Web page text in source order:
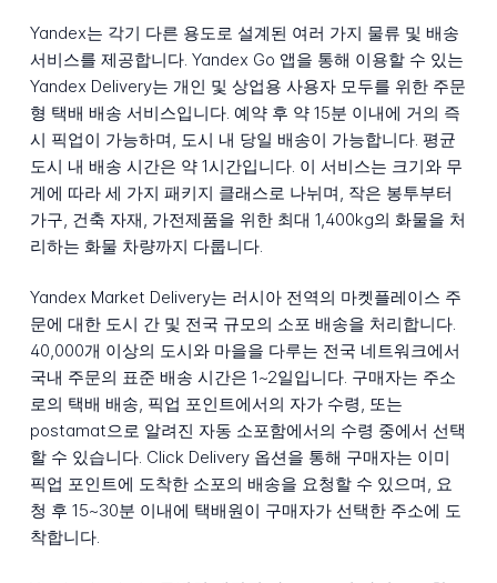
Yandex는 각기 다른 용도로 설계된 여러 가지 물류 및 배송
서비스를 제공합니다. Yandex Go 앱을 통해 이용할 수 있는
Yandex Delivery는 개인 및 상업용 사용자 모두를 위한 주문
형 택배 배송 서비스입니다. 예약 후 약 15분 이내에 거의 즉
시 픽업이 가능하며, 도시 내 당일 배송이 가능합니다. 평균
도시 내 배송 시간은 약 1시간입니다. 이 서비스는 크기와 무
게에 따라 세 가지 패키지 클래스로 나뉘며, 작은 봉투부터
가구, 건축 자재, 가전제품을 위한 최대 1,400kg의 화물을 처
리하는 화물 차량까지 다룹니다.
Yandex Market Delivery는 러시아 전역의 마켓플레이스 주
문에 대한 도시 간 및 전국 규모의 소포 배송을 처리합니다.
40,000개 이상의 도시와 마을을 다루는 전국 네트워크에서
국내 주문의 표준 배송 시간은 1~2일입니다. 구매자는 주소
로의 택배 배송, 픽업 포인트에서의 자가 수령, 또는
postamat으로 알려진 자동 소포함에서의 수령 중에서 선택
할 수 있습니다. Click Delivery 옵션을 통해 구매자는 이미
픽업 포인트에 도착한 소포의 배송을 요청할 수 있으며, 요
청 후 15~30분 이내에 택배원이 구매자가 선택한 주소에 도
착합니다.